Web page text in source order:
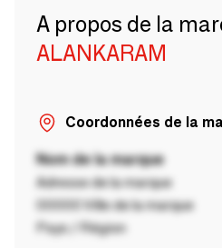
A propos de la
ALANKARAM
Coordonnées de la
Nom de la marque
Adresse de la marque
00000 Ville de la marque
Pays / Région